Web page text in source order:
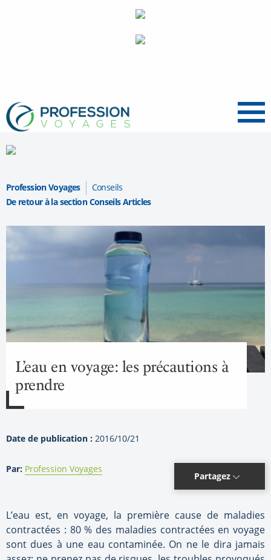
Menu
Profession Voyages
Conseils
De retour à la section Conseils Articles
L’eau en voyage: les précautions à
prendre
Date de publication : 2016/10/21
Par: Profession Voyages
Partagez
L’eau est, en voyage, la première cause de maladies
contractées : 80 % des maladies contractées en voyage
sont dues à une eau contaminée. On ne le dira jamais